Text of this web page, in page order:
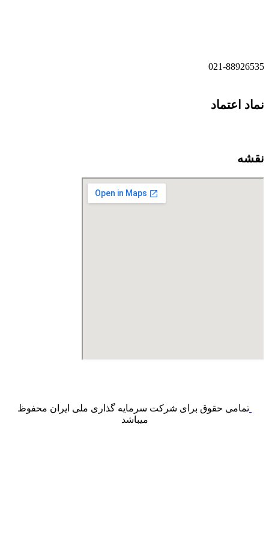
021-88926535
نماد اعتماد
نقشه
تمامی حقوق برای شرکت سرمایه گذاری ملی ایران محفوظ
میباشد